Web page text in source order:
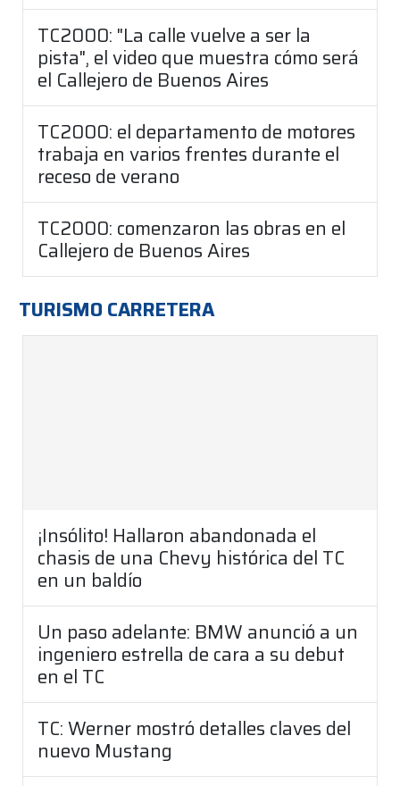
TC2000: "La calle vuelve a ser la
pista", el video que muestra cómo será
el Callejero de Buenos Aires
TC2000: el departamento de motores
trabaja en varios frentes durante el
receso de verano
TC2000: comenzaron las obras en el
Callejero de Buenos Aires
TURISMO CARRETERA
¡Insólito! Hallaron abandonada el
chasis de una Chevy histórica del TC
en un baldío
Un paso adelante: BMW anunció a un
ingeniero estrella de cara a su debut
en el TC
TC: Werner mostró detalles claves del
nuevo Mustang